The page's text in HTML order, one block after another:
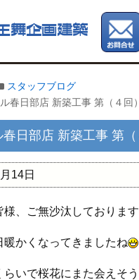
スタッフブログ
春日部店 新築工事 第（４回）
日部店 新築工事 第（
14日
、ご無沙汰しております
暖かくなってきましたね
いで桜花にまた会えそう